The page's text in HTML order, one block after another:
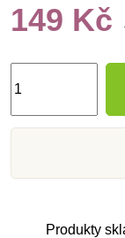
149 Kč
Produkty